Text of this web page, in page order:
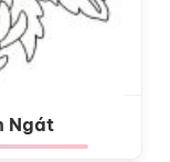
Ngát